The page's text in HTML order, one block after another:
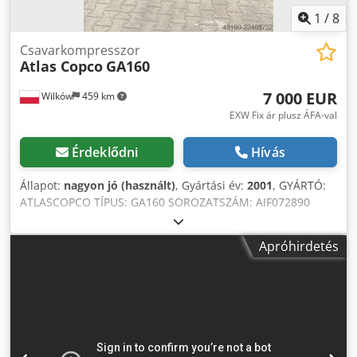
1 /8
Wilków 459 km
Csavarkompresszor
Atlas Copco GA160
7 000 EUR
EXW Fix ár plusz ÁFA-val
Érdeklődni Hívás
Állapot: nagyon jó (használt), Gyártási év: 2001, GYÁRTÓ:
ATLASCOPCO TÍPUS: GA160 SOROZATSZÁM: AIF072890
GYÁRTÁSI ÉV: 2001 TELJESÍTMÉNY (kW): 167 SZÁLLÍTÁSI
TELJESÍTMÉNY (m³/perc): 21 NYOMÁS (bar): 8,5 ÜZEMÓRA
(ÓRA/ÖSSZES ÓRA): FREKVENCIA-VÁLTÓ: Nincs Codpfjzq
Apróhirdetés